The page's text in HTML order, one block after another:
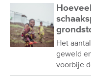
Het
geweld
voorbije